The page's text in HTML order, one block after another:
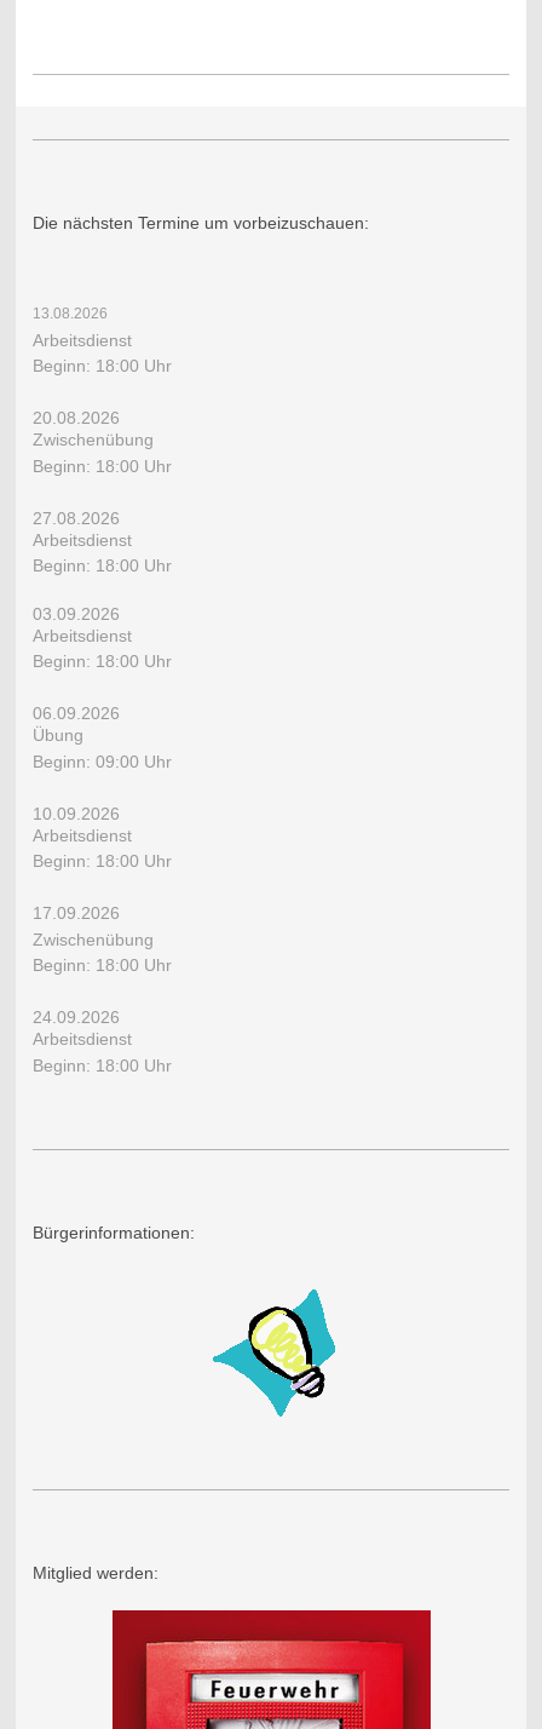
Die nächsten Termine um vorbeizuschauen:
13.08.2026
​Arbeitsdienst
Beginn: 18:00 Uhr
20.08.2026
Zwischenübung
Beginn: 18:00 Uhr
27.08.2026
​Arbeitsdienst
Beginn: 18:00 Uhr
03.09.2026
​Arbeitsdienst
Beginn: 18:00 Uhr
06.09.2026
​Übung
Beginn: 09:00 Uhr
10.09.2026
​Arbeitsdienst
Beginn: 18:00 Uhr
17.09.2026
Zwischenübung
Beginn: 18:00 Uhr
24.09.2026
​Arbeitsdienst
Beginn: 18:00 Uhr
Bürgerinformationen:
Mitglied werden: